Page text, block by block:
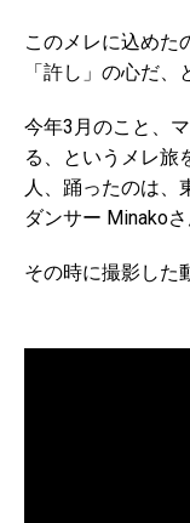
このメレに込めた
「許し」の心だ、
今年3月のこと、
る、というメレ旅
人、踊ったのは、
ダンサー Minakoさ
その時に撮影した